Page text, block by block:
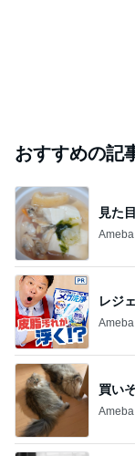
おすすめの記
見た
レジ
買い